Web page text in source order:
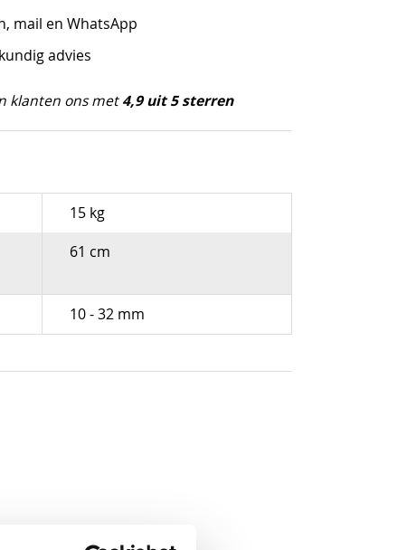
mail en WhatsApp
advies
klanten ons met4,9 uit 5 sterren
15 kg
61 cm
10 - 32 mm